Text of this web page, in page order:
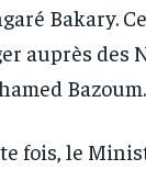
Bakary.
auprès des
Bazoum.
fois, le